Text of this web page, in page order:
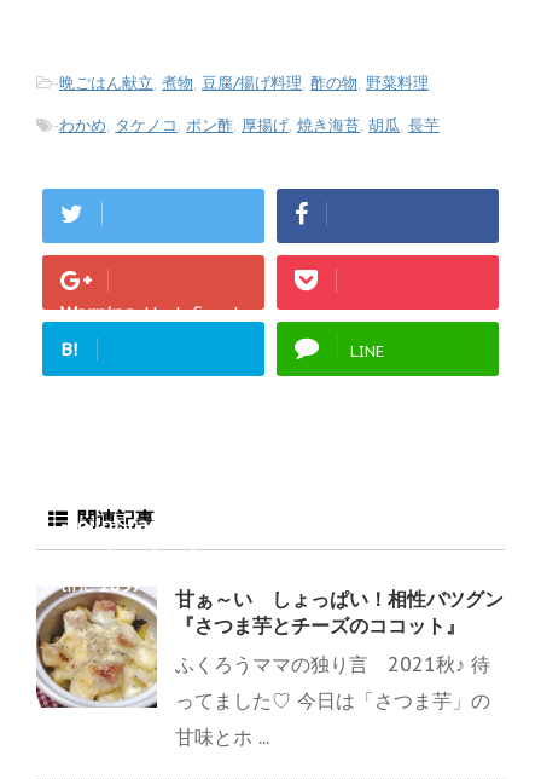
-晩ごはん献立, 煮物, 豆腐/揚げ料理, 酢の物, 野菜料理
-わかめ, タケノコ, ポン酢, 厚揚げ, 焼き海苔, 胡瓜, 長芋
Warning: Undefined
array key "Google+"
in/home/fukurou-
-count-cache/sns-
count-cache.phpon
line2897
B! LINE
関連記事
甘ぁ～い しょっぱい！相性バツグン
『さつま芋とチーズのココット』
ふくろうママの独り言 2021秋♪ 待
ってました♡ 今日は「さつま芋」の
甘味とホ ...